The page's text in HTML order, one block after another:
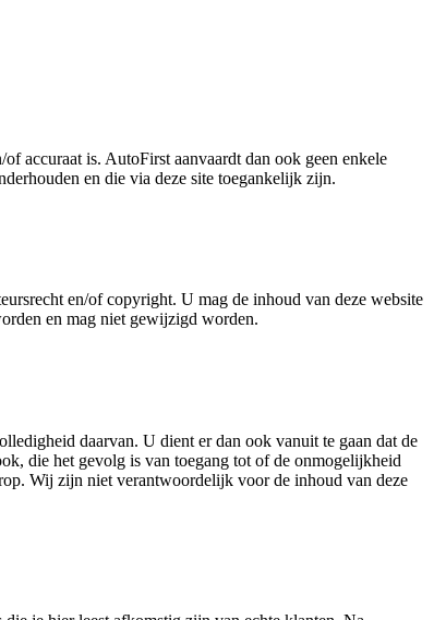
accuraat is. AutoFirst aanvaardt dan ook geen enkele
en die via deze site toegankelijk zijn.
en/of copyright. U mag de inhoud van deze website
en mag niet gewijzigd worden.
daarvan. U dient er dan ook vanuit te gaan dat de
die het gevolg is van toegang tot of de onmogelijkheid
Wij zijn niet verantwoordelijk voor de inhoud van deze